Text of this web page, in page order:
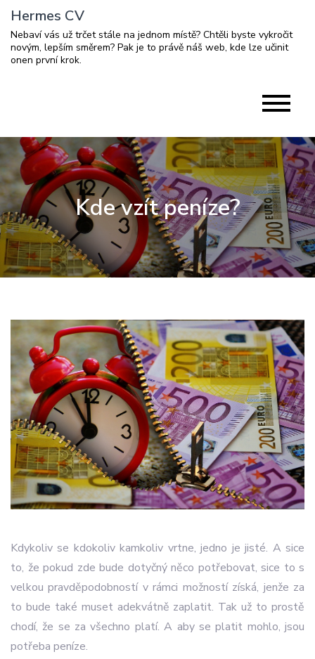
Skip
content
Hermes CV
Nebaví vás už trčet stále na jednom místě? Chtěli byste vykročit
novým, lepším směrem? Pak je to právě náš web, kde lze učinit
onen první krok.
Kde vzít peníze?
Kdykoliv se kdokoliv kamkoliv vrtne, jedno je jisté. A sice
to, že pokud zde bude dotyčný něco potřebovat, sice to s
velkou pravděpodobností v rámci možností získá, jenže za
to bude také muset adekvátně zaplatit. Tak už to prostě
chodí, že se za všechno platí. A aby se platit mohlo, jsou
potřeba peníze.